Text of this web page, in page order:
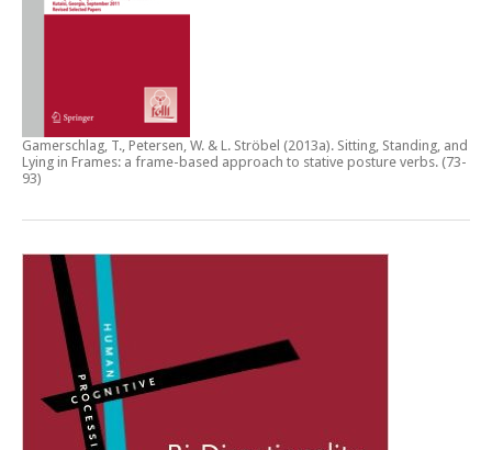
Gamerschlag, T., Petersen, W. & L. Ströbel (2013a). Sitting, Standing, and
Lying in Frames: a frame-based approach to stative posture verbs. (73-
93)